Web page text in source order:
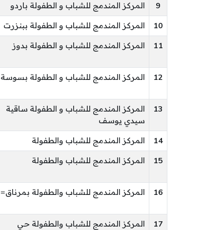
9
المركز المندمج للشباب و الطفولة باردو
10
المركز المندمج للشباب و الطفولة ببنزرت
11
المركز المندمج للشباب و الطفولة بدوز
12 المركز المندمج للشباب و الطفولة بسوسة
13
المركز المندمج للشباب و الطفولة ساقية
سيدي يوسف
14 المركز المندمج للشباب والطفولة
15
المركز المندمج للشباب والطفولة
16 المركز المندمج للشباب والطفولة بمرناق=
17
المركز المندمج للشباب والطفولة حي